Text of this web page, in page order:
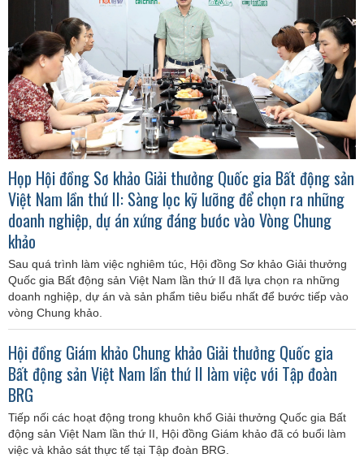
Họp Hội đồng Sơ khảo Giải thưởng Quốc gia Bất động sản
Việt Nam lần thứ II: Sàng lọc kỹ lưỡng để chọn ra những
doanh nghiệp, dự án xứng đáng bước vào Vòng Chung
khảo
Sau quá trình làm việc nghiêm túc, Hội đồng Sơ khảo Giải thưởng
Quốc gia Bất động sản Việt Nam lần thứ II đã lựa chọn ra những
doanh nghiệp, dự án và sản phẩm tiêu biểu nhất để bước tiếp vào
vòng Chung khảo.
Hội đồng Giám khảo Chung khảo Giải thưởng Quốc gia
Bất động sản Việt Nam lần thứ II làm việc với Tập đoàn
BRG
Tiếp nối các hoạt động trong khuôn khổ Giải thưởng Quốc gia Bất
động sản Việt Nam lần thứ II, Hội đồng Giám khảo đã có buổi làm
việc và khảo sát thực tế tại Tập đoàn BRG.